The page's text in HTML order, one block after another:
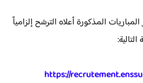
المباريات المذكورة أعلاه الترشح إلزامياً
https://